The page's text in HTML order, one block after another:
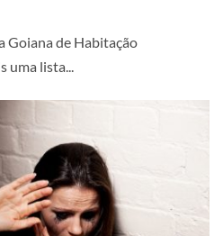
Goiana de Habitação
uma lista...